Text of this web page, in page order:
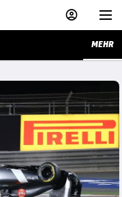


MEHR